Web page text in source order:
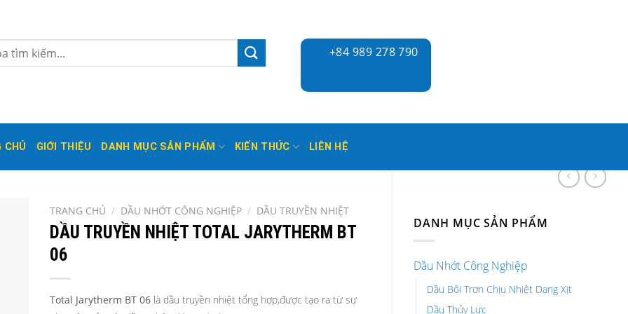
+84 989 278 790
CHỦ GIỚI THIỆU DANH MỤC SẢN PHẨM KIẾN THỨC LIÊN HỆ
DANH MỤC SẢN PHẨM
Dầu Nhớt Công Nghiệp
Dầu Bôi Trơn Chịu Nhiệt Dạng Xịt
Dầu Thủy Lực
TRANG CHỦ / DẦU NHỚT CÔNG NGHIỆP / DẦU TRUYỀN NHIỆT
DẦU TRUYỀN NHIỆT TOTAL JARYTHERM BT
06
Total Jarytherm BT 06 là dầu truyền nhiệt tổng hợp,được tạo ra từ sự